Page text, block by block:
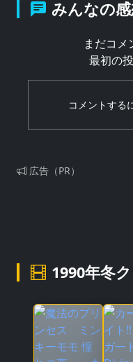
みんなの
まだコメ
最初の
コメントする
広告（PR）
1990年冬